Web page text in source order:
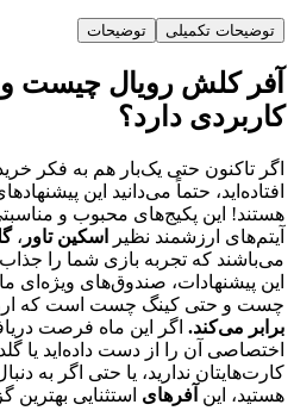
تکمیلی توضیحات
رویال چیست و در
دارد؟
حتی یک‌بار هم به فکر خرید
حتماً می‌دانید این پیشنهادهای
پکیج‌های محبوب و مناسبتی،
ارزشمند نظیراسکین تاور،گلدو حتی
که تجربه بازی شما را جذاب‌تر
صندوق‌های ویژه‌ای مانند
کینگ چست است که ارزش خرید
اگر این ماه فرصت دریافت
را از دست داده‌اید یا گلد کافی
ندارید، یا حتی اگر به دنبال
آفرهایاستثنایی بهترین گزینه